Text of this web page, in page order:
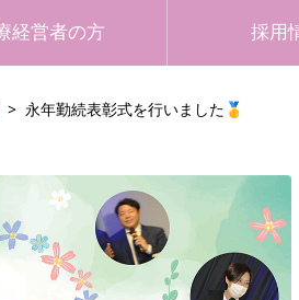
経営者の方 採用
永年勤続表彰式を行いました🥇